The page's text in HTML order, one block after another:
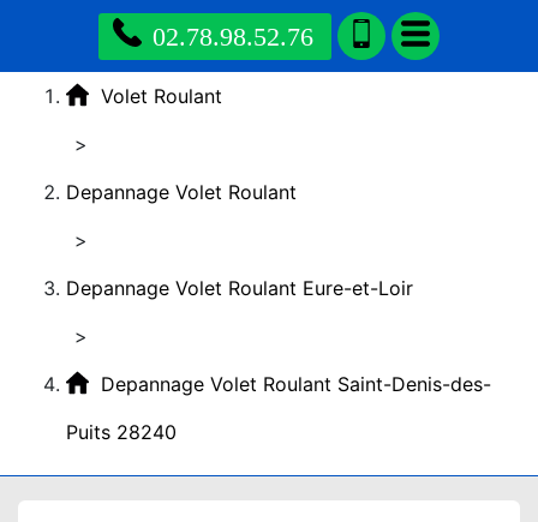
02.78.98.52.76
Volet Roulant
>
Depannage Volet Roulant
>
Depannage Volet Roulant Eure-et-Loir
>
Depannage Volet Roulant Saint-Denis-des-
Puits 28240